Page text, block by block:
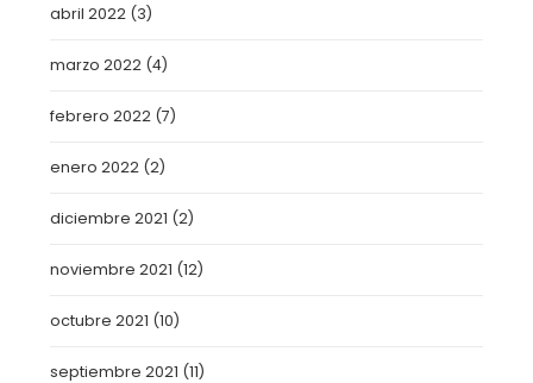
abril 2022 (3)
marzo 2022 (4)
febrero 2022 (7)
enero 2022 (2)
diciembre 2021 (2)
noviembre 2021 (12)
octubre 2021 (10)
septiembre 2021 (11)